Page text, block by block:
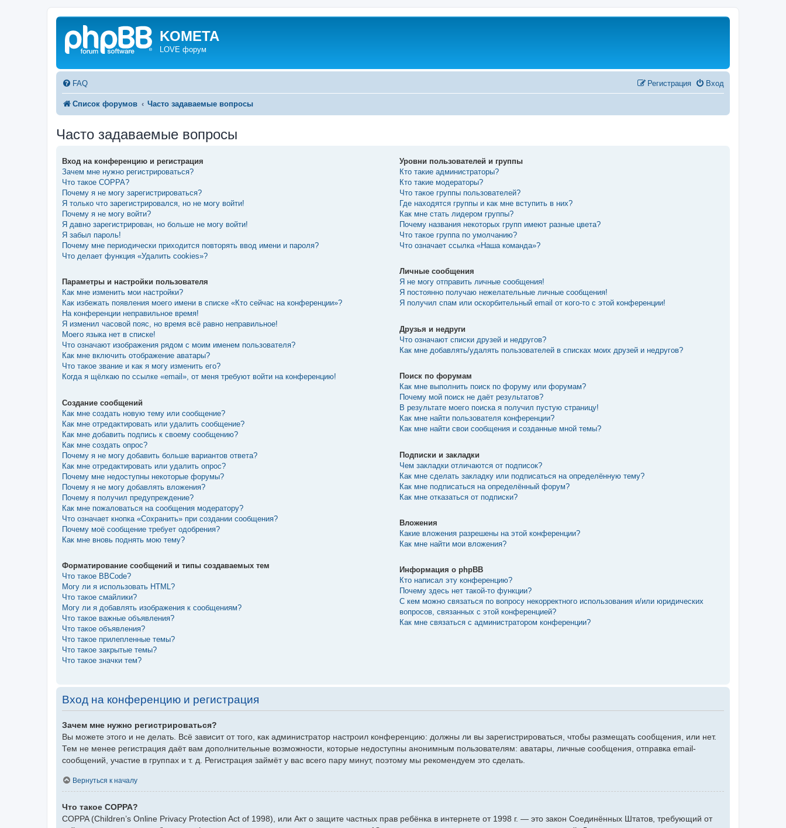
KOMETA
LOVE форум
FAQ Вход
Регистрация
Список форумов Часто задаваемые вопросы
Часто задаваемые вопросы
Вход на конференцию и регистрация
Зачем мне нужно регистрироваться?
Что такое COPPA?
Почему я не могу зарегистрироваться?
Я только что зарегистрировался, но не могу войти!
Почему я не могу войти?
Я давно зарегистрирован, но больше не могу войти!
Я забыл пароль!
Почему мне периодически приходится повторять ввод имени и пароля?
Что делает функция «Удалить cookies»?
Параметры и настройки пользователя
Как мне изменить мои настройки?
Как избежать появления моего имени в списке «Кто сейчас на конференции»?
На конференции неправильное время!
Я изменил часовой пояс, но время всё равно неправильное!
Моего языка нет в списке!
Что означают изображения рядом с моим именем пользователя?
Как мне включить отображение аватары?
Что такое звание и как я могу изменить его?
Когда я щёлкаю по ссылке «email», от меня требуют войти на конференцию!
Создание сообщений
Как мне создать новую тему или сообщение?
Как мне отредактировать или удалить сообщение?
Как мне добавить подпись к своему сообщению?
Как мне создать опрос?
Почему я не могу добавить больше вариантов ответа?
Как мне отредактировать или удалить опрос?
Почему мне недоступны некоторые форумы?
Почему я не могу добавлять вложения?
Почему я получил предупреждение?
Как мне пожаловаться на сообщения модератору?
Что означает кнопка «Сохранить» при создании сообщения?
Почему моё сообщение требует одобрения?
Как мне вновь поднять мою тему?
Форматирование сообщений и типы создаваемых тем
Что такое BBCode?
Могу ли я использовать HTML?
Что такое смайлики?
Могу ли я добавлять изображения к сообщениям?
Что такое важные объявления?
Что такое объявления?
Что такое прилепленные темы?
Что такое закрытые темы?
Что такое значки тем?
Уровни пользователей и группы
Кто такие администраторы?
Кто такие модераторы?
Что такое группы пользователей?
Где находятся группы и как мне вступить в них?
Как мне стать лидером группы?
Почему названия некоторых групп имеют разные цвета?
Что такое группа по умолчанию?
Что означает ссылка «Наша команда»?
Личные сообщения
Я не могу отправить личные сообщения!
Я постоянно получаю нежелательные личные сообщения!
Я получил спам или оскорбительный email от кого-то с этой конференции!
Друзья и недруги
Что означают списки друзей и недругов?
Как мне добавлять/удалять пользователей в списках моих друзей и недругов?
Поиск по форумам
Как мне выполнить поиск по форуму или форумам?
Почему мой поиск не даёт результатов?
В результате моего поиска я получил пустую страницу!
Как мне найти пользователя конференции?
Как мне найти свои сообщения и созданные мной темы?
Подписки и закладки
Чем закладки отличаются от подписок?
Как мне сделать закладку или подписаться на определённую тему?
Как мне подписаться на определённый форум?
Как мне отказаться от подписки?
Вложения
Какие вложения разрешены на этой конференции?
Как мне найти мои вложения?
Информация о phpBB
Кто написал эту конференцию?
Почему здесь нет такой-то функции?
С кем можно связаться по вопросу некорректного использования и/или юридических
вопросов, связанных с этой конференцией?
Как мне связаться с администратором конференции?
Вход на конференцию и регистрация
Зачем мне нужно регистрироваться?
Вы можете этого и не делать. Всё зависит от того, как администратор настроил конференцию: должны ли вы зарегистрироваться, чтобы размещать сообщения, или нет.
Тем не менее регистрация даёт вам дополнительные возможности, которые недоступны анонимным пользователям: аватары, личные сообщения, отправка email-
сообщений, участие в группах и т. д. Регистрация займёт у вас всего пару минут, поэтому мы рекомендуем это сделать.
Вернуться к началу
Что такое COPPA?
COPPA (Children’s Online Privacy Protection Act of 1998), или Акт о защите частных прав ребёнка в интернете от 1998 г. — это закон Соединённых Штатов, требующий от